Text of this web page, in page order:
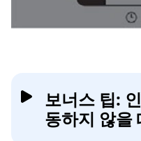
보너스 팁:
동하지 않을